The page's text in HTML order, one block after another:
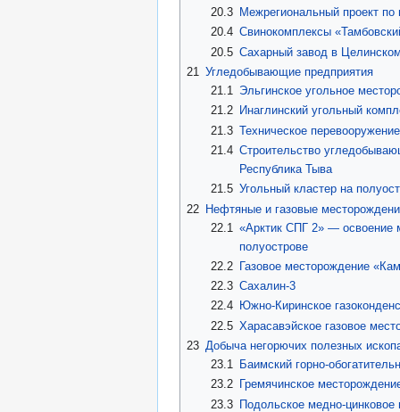
20.3
Межрегиональный проект по
20.4 Свинокомплексы
20.5 Сахарный завод в
21
Угледобывающие предприятия
21.1
Эльгинское угольное
21.2
Инаглинский угольный
21.3 Техническое
21.4 Строительство
Республика Тыва
21.5 Угольный кластер на
22 Нефтяные и газовые
22.1 «Арктик СПГ 2» — освоение
полуострове
22.2
Газовое месторождение
22.3 Сахалин-3
22.4
Южно-Киринское
22.5 Харасавэйское газовое
23 Добыча негорючих полезных
23.1
Баимский горно-
23.2
Гремячинское
23.3
Подольское медно-цинковое